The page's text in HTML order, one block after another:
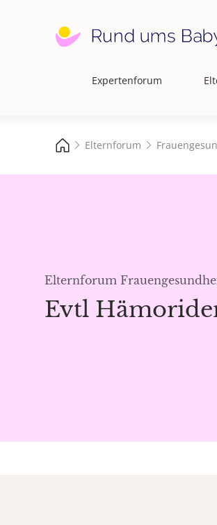
Hauptnavigation
Expertenforum
Elternforum
Elternforum
Evtl